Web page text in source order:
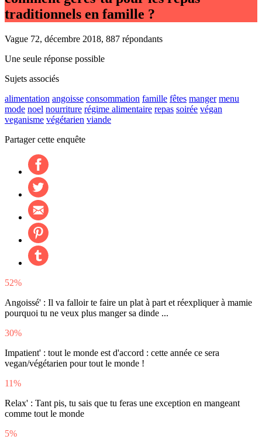
traditionnels en famille ?
Vague 72, décembre 2018, 887 répondants
Une seule réponse possible
Sujets associés
alimentation angoisse consommation famille fêtes manger menu
mode noel nourriture régime alimentaire repas soirée végan
veganisme végétarien viande
Partager cette enquête
52%
Angoissé' : Il va falloir te faire un plat à part et réexpliquer à mamie
pourquoi tu ne veux plus manger sa dinde ...
30%
Impatient' : tout le monde est d'accord : cette année ce sera
vegan/végétarien pour tout le monde !
11%
Relax' : Tant pis, tu sais que tu feras une exception en mangeant
comme tout le monde
5%